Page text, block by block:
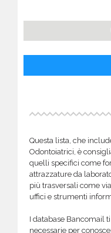
Questa lista, che
Odontoiatrici, è
quelli specifici come
attrazzature da
più trasversali come
uffici e strumenti
I database Bancomail
necessarie per